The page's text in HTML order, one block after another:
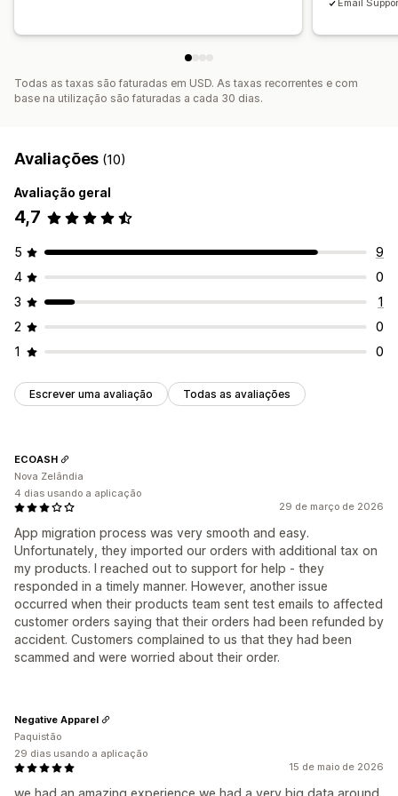
Email
Todas as taxas são faturadas em USD. As taxas recorrentes e com
base na utilização são faturadas a cada 30 dias.
Avaliações (10)
Avaliação geral
4,7
5
9
4
0
3
1
2
0
1
0
Escrever uma avaliação Todas as avaliações
29 de março de 2026
App migration process was very smooth and easy.
Unfortunately, they imported our orders with additional tax on
my products. I reached out to support for help - they
responded in a timely manner. However, another issue
occurred when their products team sent test emails to affected
customer orders saying that their orders had been refunded by
accident. Customers complained to us that they had been
scammed and were worried about their order.
ECOASH
Nova Zelândia
4 dias usando a aplicação
15 de maio de 2026
Negative Apparel
Paquistão
29 dias usando a aplicação